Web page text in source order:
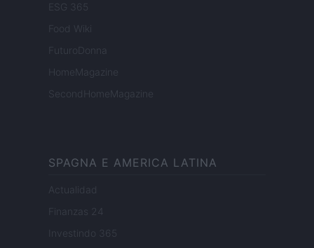
ESG 365
Food Wiki
FuturoDonna
HomeMagazine
SecondHomeMagazine
SPAGNA E AMERICA LATINA
Actualidad
Finanzas 24
Investindo 365